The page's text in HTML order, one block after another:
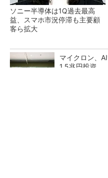
ソニー半導体は1Q過去最高
益、スマホ市況停滞も主要顧
客ら拡大
マイクロン、
1.5兆円投資